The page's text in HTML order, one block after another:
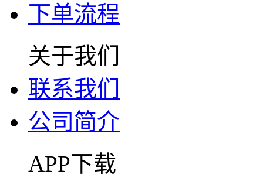
下单流程
关于我们
联系我们
公司简介
APP下载